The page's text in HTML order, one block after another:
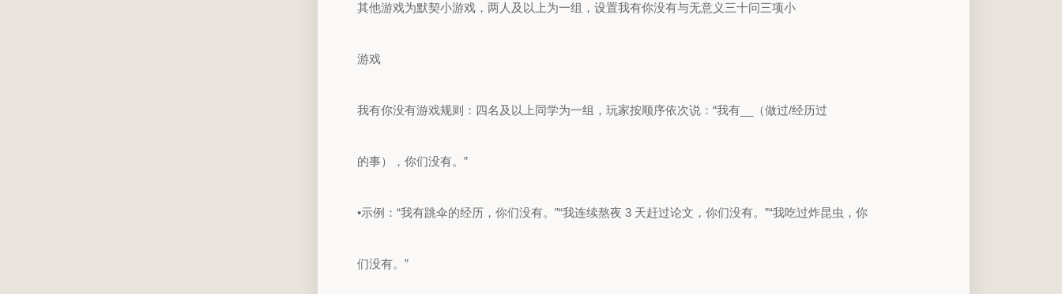
其他游戏为默契小游戏，两人及以上为一组，设置我有你没有与无意义三十问三项小
游戏
我有你没有游戏规则：四名及以上同学为一组，玩家按顺序依次说：“我有__（做过/经历过
的事），你们没有。”
•示例：“我有跳伞的经历，你们没有。”“我连续熬夜 3 天赶过论文，你们没有。”“我吃过炸昆虫，你
们没有。”